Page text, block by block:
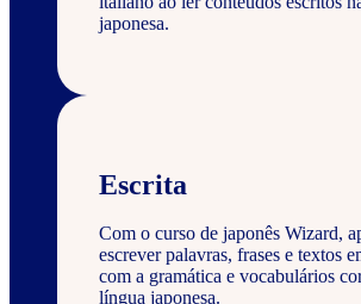
japonesa.
Escrita
Com o curso de japonês Wizard,
escrever palavras, frases e textos
com a gramática e vocabulários
língua japonesa.